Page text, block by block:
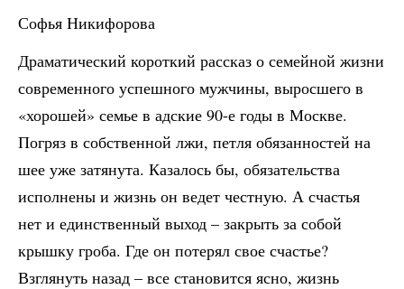
Софья Никифорова
Драматический короткий рассказ о семейной жизни
современного успешного мужчины, выросшего в
«хорошей» семье в адские 90-е годы в Москве.
Погряз в собственной лжи, петля обязанностей на
шее уже затянута. Казалось бы, обязательства
исполнены и жизнь он ведет честную. А счастья
нет и единственный выход – закрыть за собой
крышку гроба. Где он потерял свое счастье?
Взглянуть назад – все становится ясно, жизнь